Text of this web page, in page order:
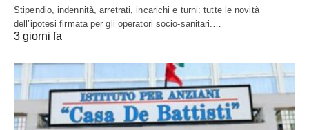
Stipendio, indennità, arretrati, incarichi e turni: tutte le novità
dell’ipotesi firmata per gli operatori socio-sanitari.…
3 giorni fa